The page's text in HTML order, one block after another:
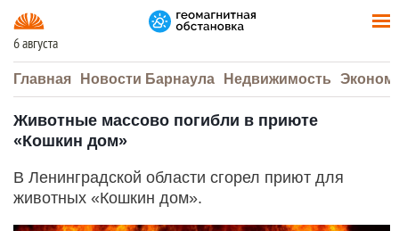
6 августа
Главная Новости Барнаула Недвижимость
Животные массово погибли в приюте
«Кошкин дом»
В Ленинградской области сгорел приют для
животных «Кошкин дом».